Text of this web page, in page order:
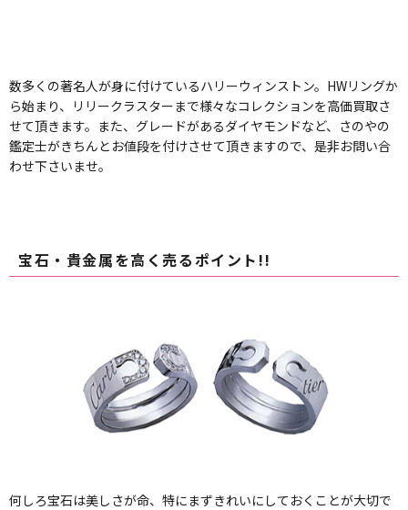
数多くの著名人が身に付けているハリーウィンストン。HWリングか
ら始まり、リリークラスターまで様々なコレクションを高価買取さ
せて頂きます。また、グレードがあるダイヤモンドなど、さのやの
鑑定士がきちんとお値段を付けさせて頂きますので、是非お問い合
わせ下さいませ。
宝石・貴金属を高く売るポイント!!
何しろ宝石は美しさが命、特にまずきれいにしておくことが大切で